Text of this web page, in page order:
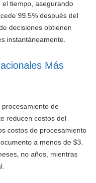
tiempo, asegurando
99.5% después del
decisiones obtienen
instantáneamente.
Más
de
reducen costos del
costos de procesamiento
a menos de $3.
no años, mientras